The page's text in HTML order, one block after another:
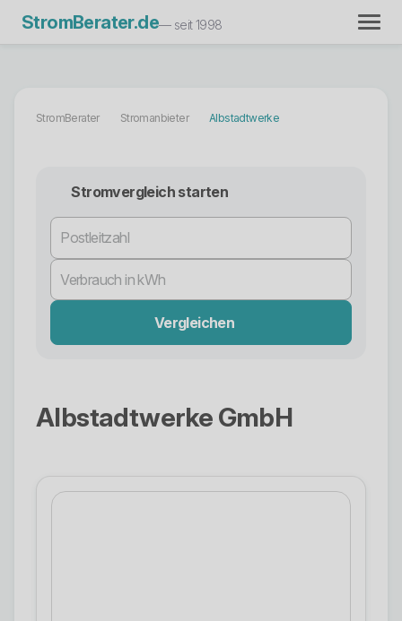
StromBerater.de— seit 1998
StromBerater Stromanbieter Albstadtwerke
Stromvergleich starten
Vergleichen
Albstadtwerke GmbH